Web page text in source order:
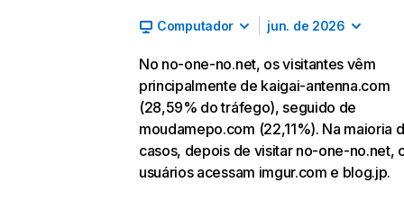
Computador jun. de 2026
No no-one-no.net, os visitantes vêm
principalmente de kaigai-antenna.com
(28,59% do tráfego), seguido de
moudamepo.com (22,11%). Na maioria
casos, depois de visitar no-one-no.net,
usuários acessam imgur.com e blog.jp.